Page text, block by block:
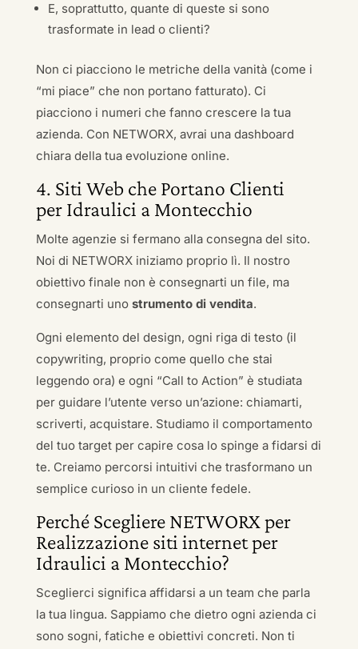
E, soprattutto, quante di queste si sono
trasformate in lead o clienti?
Non ci piacciono le metriche della vanità (come i
“mi piace” che non portano fatturato). Ci
piacciono i numeri che fanno crescere la tua
azienda. Con NETWORX, avrai una dashboard
chiara della tua evoluzione online.
4. Siti Web che Portano Clienti
per Idraulici a Montecchio
Molte agenzie si fermano alla consegna del sito.
Noi di NETWORX iniziamo proprio lì. Il nostro
obiettivo finale non è consegnarti un file, ma
consegnarti uno strumento di vendita.
Ogni elemento del design, ogni riga di testo (il
copywriting, proprio come quello che stai
leggendo ora) e ogni “Call to Action” è studiata
per guidare l’utente verso un’azione: chiamarti,
scriverti, acquistare. Studiamo il comportamento
del tuo target per capire cosa lo spinge a fidarsi di
te. Creiamo percorsi intuitivi che trasformano un
semplice curioso in un cliente fedele.
Perché Scegliere NETWORX per
Realizzazione siti internet per
Idraulici a Montecchio?
Sceglierci significa affidarsi a un team che parla
la tua lingua. Sappiamo che dietro ogni azienda ci
sono sogni, fatiche e obiettivi concreti. Non ti